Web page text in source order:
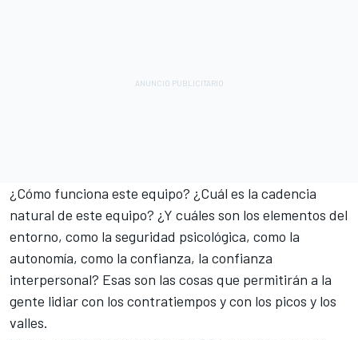
¿Cómo funciona este equipo? ¿Cuál es la cadencia
natural de este equipo? ¿Y cuáles son los elementos del
entorno, como la seguridad psicológica, como la
autonomía, como la confianza, la confianza
interpersonal? Esas son las cosas que permitirán a la
gente lidiar con los contratiempos y con los picos y los
valles.